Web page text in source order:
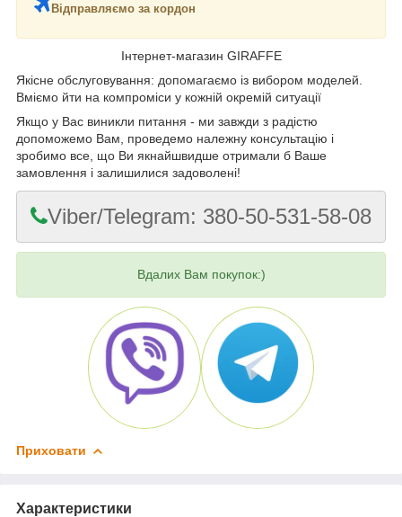
Відправляємо за кордон
Інтернет-магазин GIRAFFE
Якісне обслуговування: допомагаємо із вибором моделей.
Вміємо йти на компроміси у кожній окремій ситуації
Якщо у Вас виникли питання - ми завжди з радістю
допоможемо Вам, проведемо належну консультацію і
зробимо все, що Ви якнайшвидше отримали б Ваше
замовлення і залишилися задоволені!
Viber/Telegram: 380-50-531-58-08
Вдалих Вам покупок:)
Приховати
Характеристики